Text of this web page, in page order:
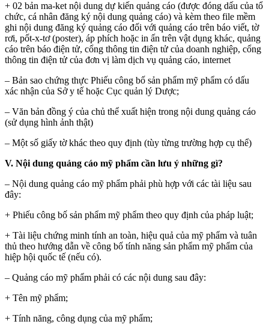
+ 02 bản ma-ket nội dung dự kiến quảng cáo (đ­ược đóng dấu của tổ
chức, cá nhân đăng ký nội dung quảng cáo) và kèm theo file mềm
ghi nội dung đăng ký quảng cáo đối với quảng cáo trên báo viết, tờ
rơi, pốt-x-tơ (poster), áp phích hoặc in ấn trên vật dụng khác, quảng
cáo trên báo điện tử, cổng thông tin điện tử của doanh nghiệp, cổng
thông tin điện tử của đơn vị làm dịch vụ quảng cáo, internet
– Bản sao chứng thực Phiếu công bố sản phẩm mỹ phẩm có dấu
xác nhận của Sở y tế hoặc Cục quản lý Dược;
– Văn bản đồng ý của chủ thể xuất hiện trong nội dung quảng cáo
(sử dụng hình ảnh thật)
– Một số giấy tờ khác theo quy định (tùy từng trường hợp cụ thể)
V. Nội dung quảng cáo mỹ phẩm cần lưu ý những gì?
– Nội dung quảng cáo mỹ phẩm phải phù hợp với các tài liệu sau
đây:
+ Phiếu công bố sản phẩm mỹ phẩm theo quy định của pháp luật;
+ Tài liệu chứng minh tính an toàn, hiệu quả của mỹ phẩm và tuân
thủ theo hướng dẫn về công bố tính năng sản phẩm mỹ phẩm của
hiệp hội quốc tế (nếu có).
– Quảng cáo mỹ phẩm phải có các nội dung sau đây:
+ Tên mỹ phẩm;
+ Tính năng, công dụng của mỹ phẩm;